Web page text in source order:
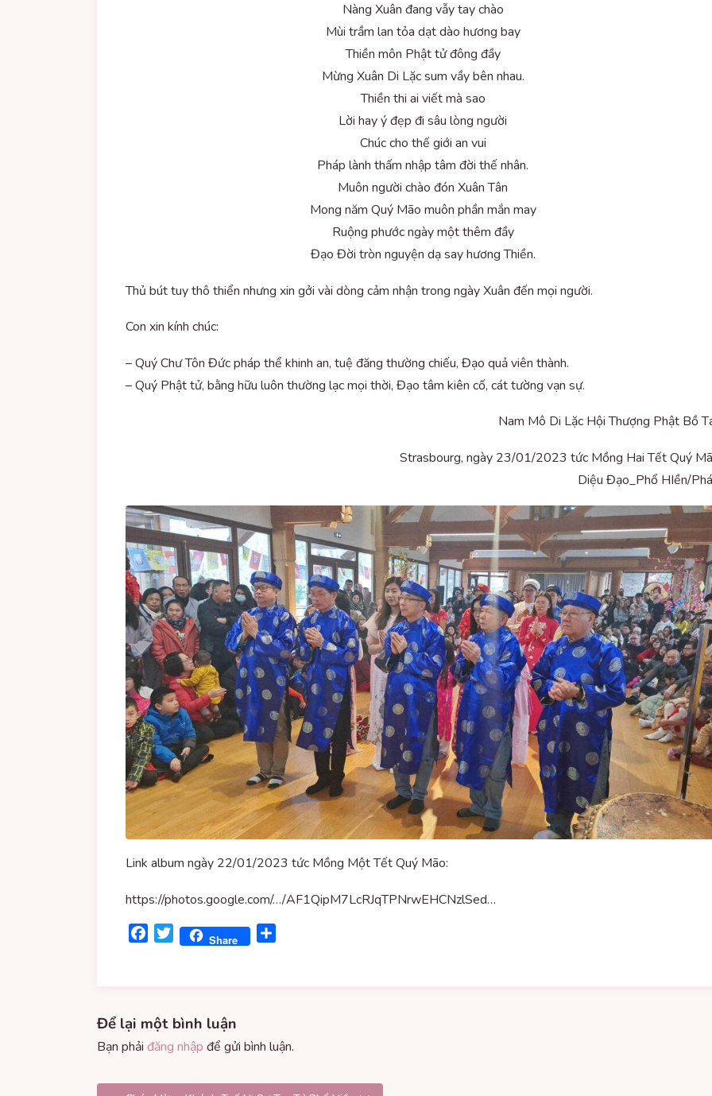
Nàng Xuân đang vẫy tay chào
Mùi trầm lan tỏa dạt dào hương bay
Thiền môn Phật tử đông đầy
Mừng Xuân Di Lặc sum vầy bên nhau.
Thiền thi ai viết mà sao
Lời hay ý đẹp đi sâu lòng người
Chúc cho thế giới an vui
Pháp lành thấm nhập tâm đời thế nhân.
Muôn người chào đón Xuân Tân
Mong năm Quý Mão muôn phần mắn may
Ruộng phước ngày một thêm đầy
Đạo Đời tròn nguyện dạ say hương Thiền.
Thủ bút tuy thô thiển nhưng xin gởi vài dòng cảm nhận trong ngày Xuân đến mọi người.
Con xin kính chúc:
– Quý Chư Tôn Đức pháp thể khinh an, tuệ đăng thường chiếu, Đạo quả viên thành.
– Quý Phật tử, bằng hữu luôn thường lạc mọi thời, Đạo tâm kiên cố, cát tường vạn sự.
Nam Mô Di Lặc Hội Thượng Phật Bồ
Strasbourg, ngày 23/01/2023 tức Mồng Hai Tết Quý
Diệu Đạo_Phổ HIền/
Link album ngày 22/01/2023 tức Mồng Một Tết Quý Mão:
https://photos.google.com/…/AF1QipM7LcRJqTPNrwEHCNzlSed…
Facebook
TwitterShare
Để lại một bình luận
Bạn phải đăng nhập để gửi bình luận.